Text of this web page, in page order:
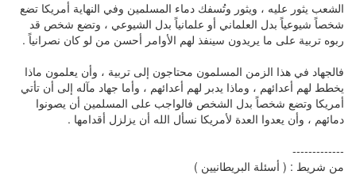
الشعب يثور عليه ، ويثور وتُسفك دماء المسلمين وفي النهاية أمريكا تضع
شخصاً شيوعياً بدل العلماني أو علمانياً بدل الشيوعي ، وتضع شخص قد
ربوه تربية على ما يريدون سينفذ لهم الأوامر أحسن من لو كان نصرانياً .
فالجهاد في هذا الزمن المسلمون محتاجون إلى تربية ، وأن يعلمون ماذا
يخطط لهم أعدائهم ، وماذا يدبر لهم أعدائهم ، وأما جهاد مآله إلى أن تأتي
أمريكا وتضع شخصاً بدل الشخص فالواجب على المسلمين أن يصونوا
دمائهم ، وأن يعدوا العدة لأمريكا نسأل الله أن يزلزل أقدامها .
-------------
من شريط : ( أسئلة البريطانيين )